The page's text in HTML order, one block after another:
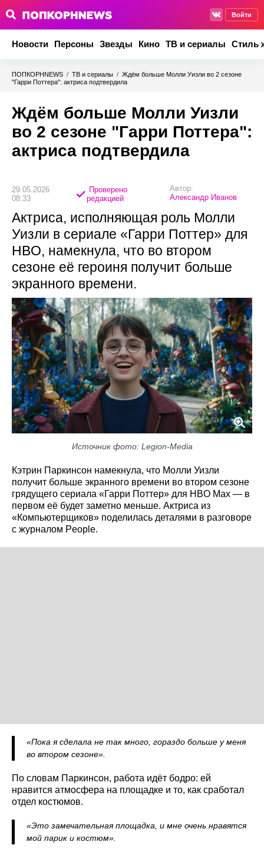
Войти
Новости Персоны Звезды Кино ТВ и сериалы Стиль
ПОПКОРНNEWS / ТВ и сериалы / Ждём больше Молли Уизли во 2 сезоне
"Гарри Поттера": актриса подтвердила
Ждём больше Молли Уизли
во 2 сезоне "Гарри Поттера":
актриса подтвердила
29.05.2026
08:33
Проверено
редакцией
Автор:
Александр Иванов
Актриса, исполняющая роль Молли
Уизли в сериале «Гарри Поттер» для
HBO, намекнула, что во втором
сезоне её героиня получит больше
экранного времени.
Источник фото: Legion-Media
Кэтрин Паркинсон намекнула, что Молли Уизли
получит больше экранного времени во втором сезоне
грядущего сериала «Гарри Поттер» для HBO Max — в
первом её будет заметно меньше. Актриса из
«Компьютерщиков» поделилась деталями в разговоре
с журналом People.
«Пока я сделала не так много, гораздо больше у меня
во втором сезоне».
По словам Паркинсон, работа идёт бодро: ей
нравится атмосфера на площадке и то, как сработал
отдел костюмов.
«Это замечательная площадка, и мне очень нравятся
мой парик и костюм».